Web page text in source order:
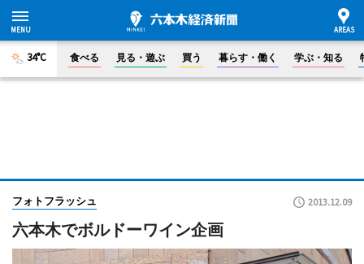
34°C 食べる 見る・遊ぶ 買う 暮らす・働く 学ぶ・知る
フォトフラッシュ 2013.12.09
六本木でボルドーワイン企画